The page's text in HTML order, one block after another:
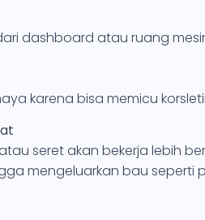
dashboard atau ruang
karena bisa memicu
seret akan bekerja lebih
mengeluarkan bau seperti